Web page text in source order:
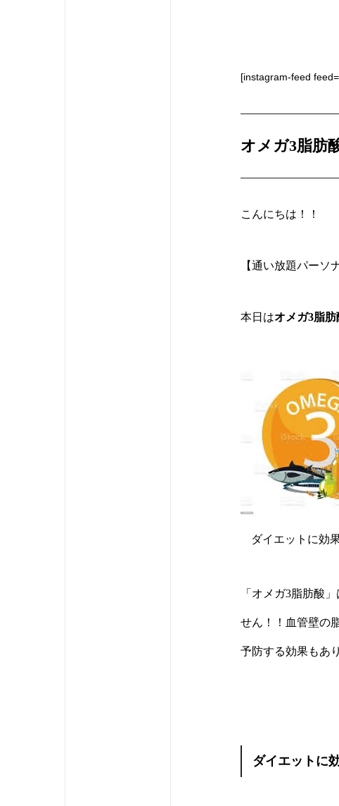
[instagram-feed
オメガ3脂肪
こんにちは！！
【通い放題パーソ
本日はオメガ3脂肪
ダイエットに効
「オメガ3脂肪酸
せん！！血管壁の
予防する効果もあ
ダイエットに